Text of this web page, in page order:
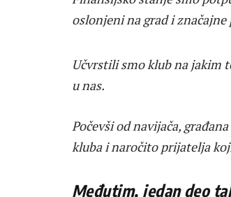
oslonjeni na grad i
Učvrstili smo klub na jakim
u nas.
Počevši od navijača,
kluba i naročito prijatelja
Međutim, jedan deo